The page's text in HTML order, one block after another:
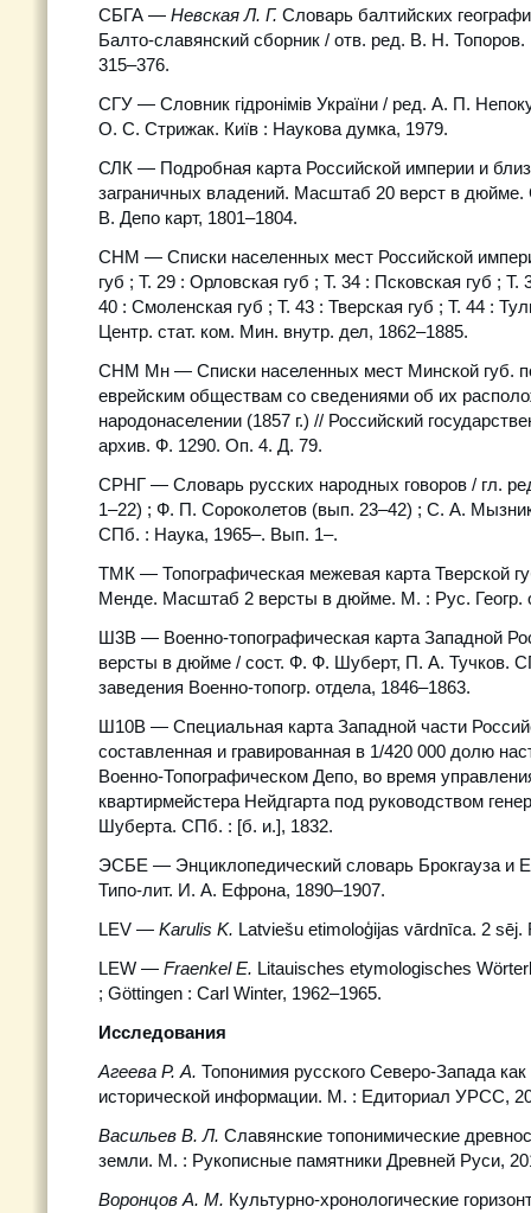
СБГА — Невская Л. Г. Словарь балтийских
Балто-славянский сборник / отв. ред. В. Н.
315–376.
СГУ — Словник гідронімів України / ред. А. П.
О. С. Стрижак. Київ : Наукова думка, 1979.
СЛК — Подробная карта Российской империи и
заграничных владений. Масштаб 20 верст в
В. Депо карт, 1801–1804.
СНМ — Списки населенных мест Российской
губ ; Т. 29 : Орловская губ ; Т. 34 : Псковская губ ; Т.
40 : Смоленская губ ; Т. 43 : Тверская губ ; Т. 44 :
Центр. стат. ком. Мин. внутр. дел, 1862–1885.
СНМ Мн — Списки населенных мест Минской губ.
еврейским обществам со сведениями об их
народонаселении (1857 г.) // Российский
архив. Ф. 1290. Оп. 4. Д. 79.
СРНГ — Словарь русских народных говоров / гл.
1–22) ; Ф. П. Сороколетов (вып. 23–42) ; С. А.
СПб. : Наука, 1965–. Вып. 1–.
ТМК — Топографическая межевая карта Тверской
Менде. Масштаб 2 версты в дюйме. М. : Рус. Геогр.
Ш3В — Военно-топографическая карта Западной
версты в дюйме / сост. Ф. Ф. Шуберт, П. А. Тучков.
заведения Военно-топогр. отдела, 1846–1863.
Ш10В — Специальная карта Западной части
составленная и гравированная в 1/420 000 долю
Военно-Топографическом Депо, во время
квартирмейстера Нейдгарта под руководством
Шуберта. СПб. : [б. и.], 1832.
ЭСБЕ — Энциклопедический словарь Брокгауза и
Типо-лит. И. А. Ефрона, 1890–1907.
LEV — Karulis K. Latviešu etimoloģijas vārdnīca. 2 sēj.
LEW — Fraenkel E. Litauisches etymologisches
; Göttingen : Carl Winter, 1962–1965.
Исследования
Агеева Р. А. Топонимия русского Северо-Запада как
исторической информации. М. : Едиториал УРСС,
Васильев В. Л. Славянские топонимические
земли. М. : Рукописные памятники Древней Руси,
Воронцов А. М. Культурно-хронологические